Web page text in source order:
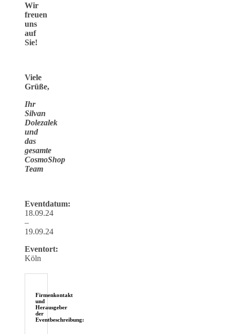
Wir
freuen
uns
auf
Sie!
Viele
Grüße,
Ihr
Silvan
Dolezalek
und
das
gesamte
CosmoShop
Team
Eventdatum:
18.09.24
–
19.09.24
Eventort:
Köln
Firmenkontakt
und
Herausgeber
der
Eventbeschreibung: